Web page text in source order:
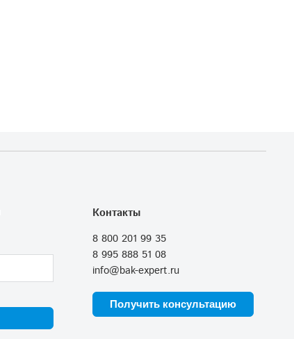
Контакты
8 800 201 99 35
8 995 888 51 08
info@bak-expert.ru
Получить консультацию